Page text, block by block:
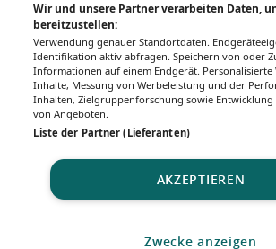
Wir und unsere Partner verarbeiten Daten,
bereitzustellen:
Verwendung genauer Standortdaten.
Identifikation aktiv abfragen. Speichern von oder
Informationen auf einem Endgerät. Personalisierte
Inhalte, Messung von Werbeleistung und der
Inhalten, Zielgruppenforschung sowie Entwicklung
von Angeboten.
Liste der Partner (Lieferanten)
AKZEPTIEREN
Zwecke anzeigen